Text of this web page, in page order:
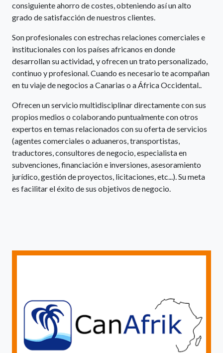
consiguiente ahorro de costes, obteniendo así un alto
grado de satisfacción de nuestros clientes.
Son profesionales con estrechas relaciones comerciales e
institucionales con los países africanos en donde
desarrollan su actividad, y ofrecen un trato personalizado,
continuo y profesional. Cuando es necesario te acompañan
en tu viaje de negocios a Canarias o a África Occidental..
Ofrecen un servicio multidisciplinar directamente con sus
propios medios o colaborando puntualmente con otros
expertos en temas relacionados con su oferta de servicios
(agentes comerciales o aduaneros, transportistas,
traductores, consultores de negocio, especialista en
subvenciones, financiación e inversiones, asesoramiento
jurídico, gestión de proyectos, licitaciones, etc...). Su meta
es facilitar el éxito de sus objetivos de negocio.